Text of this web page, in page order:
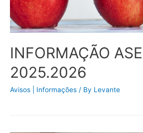
INFORMAÇÃO ASE |
2025.2026
Avisos | Informações / By Levante